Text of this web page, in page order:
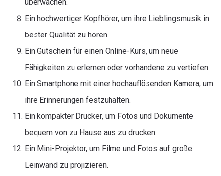
überwachen.
Ein hochwertiger Kopfhörer, um ihre Lieblingsmusik in
bester Qualität zu hören.
Ein Gutschein für einen Online-Kurs, um neue
Fähigkeiten zu erlernen oder vorhandene zu vertiefen.
Ein Smartphone mit einer hochauflösenden Kamera, um
ihre Erinnerungen festzuhalten.
Ein kompakter Drucker, um Fotos und Dokumente
bequem von zu Hause aus zu drucken.
Ein Mini-Projektor, um Filme und Fotos auf große
Leinwand zu projizieren.